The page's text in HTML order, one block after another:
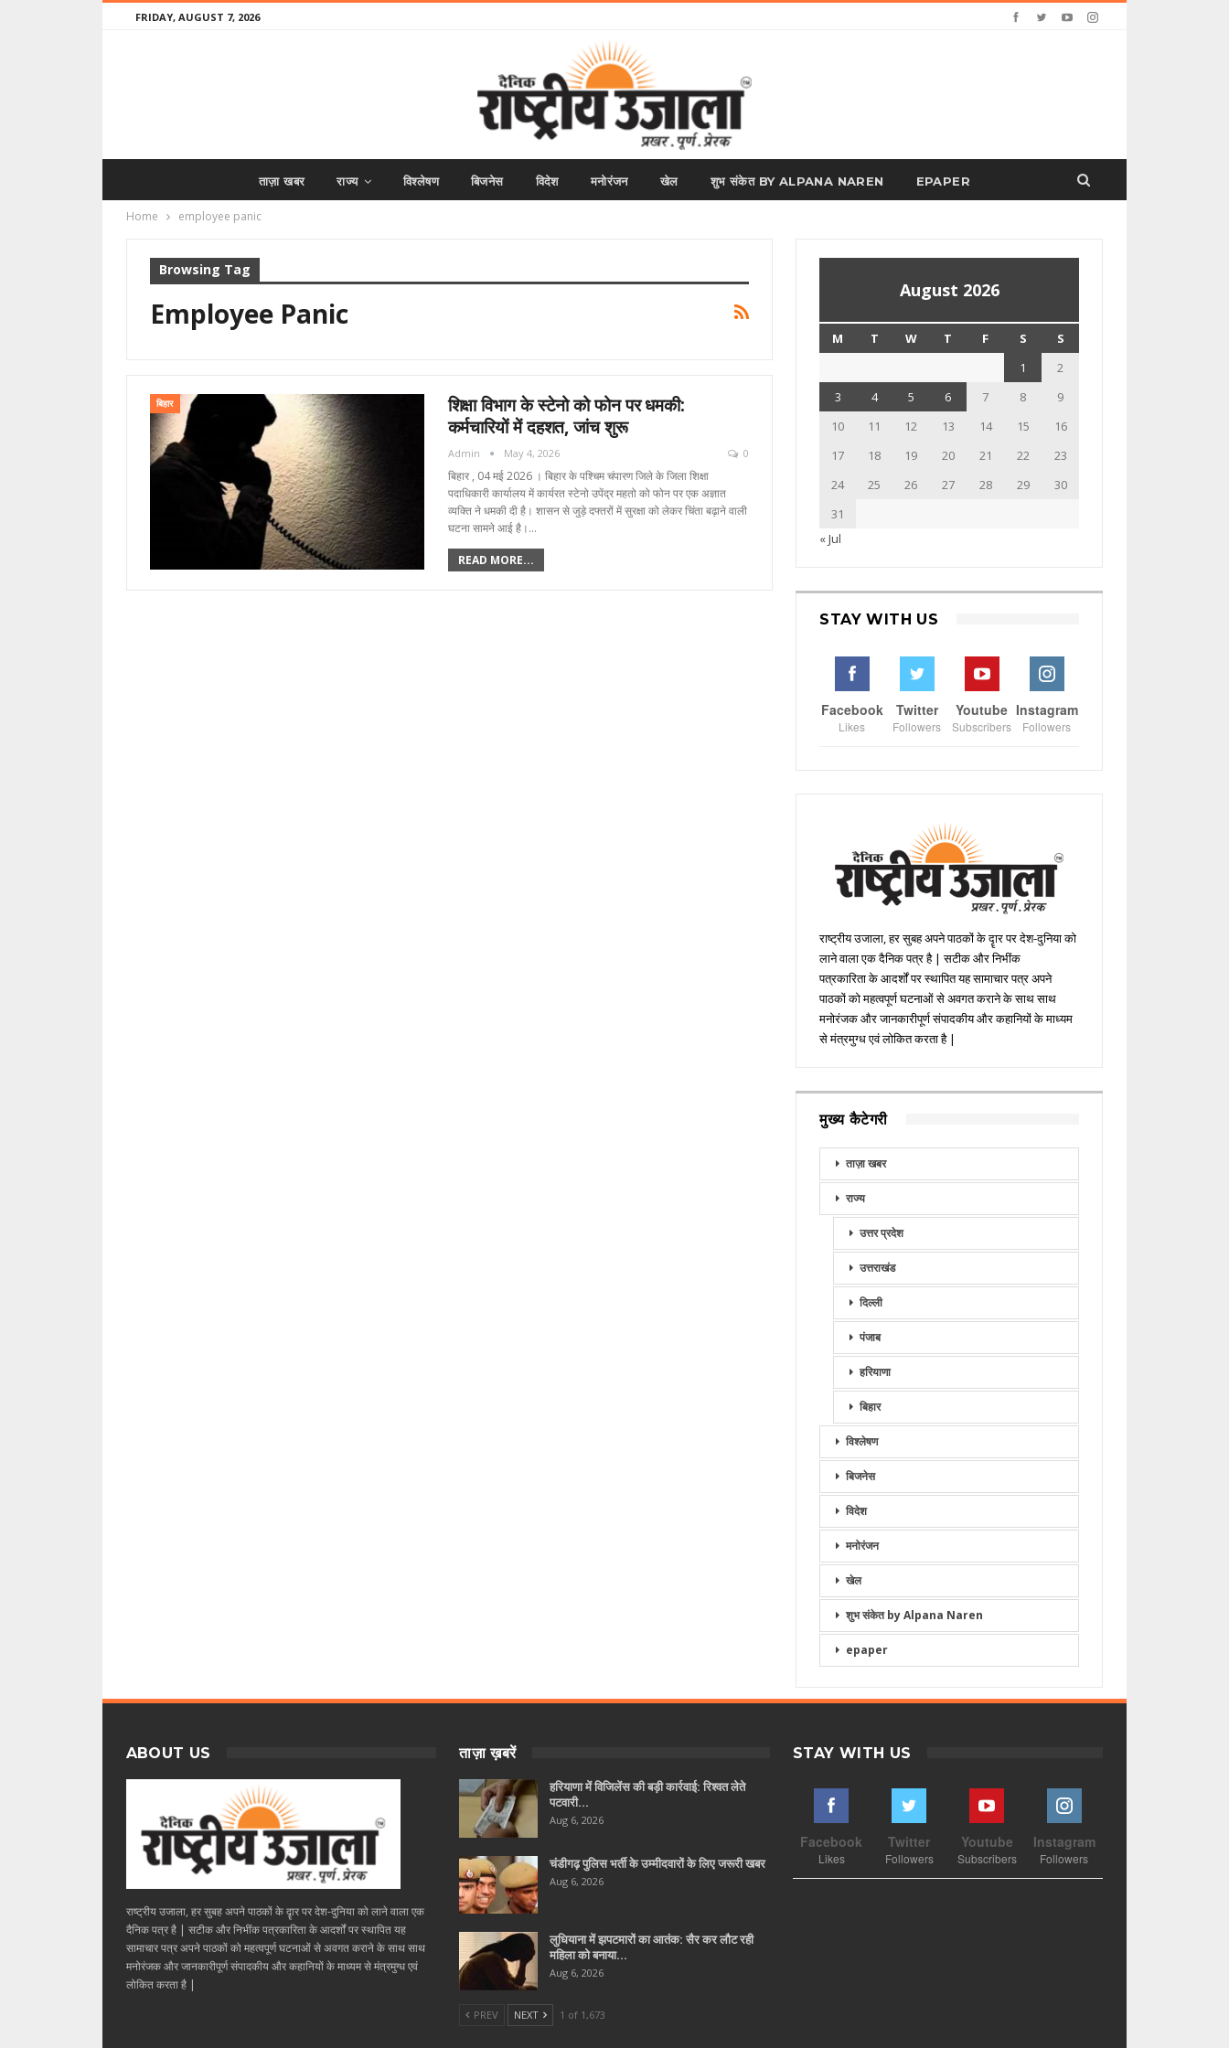
FRIDAY, AUGUST 7, 2026
ताज़ा खबर राज्य विश्लेषण बिजनेस विदेश मनोरंजन खेल शुभ संकेत BY ALPANA NAREN EPAPER
Home employee panic
Browsing Tag
Employee Panic
बिहार
शिक्षा विभाग के स्टेनो को फोन पर धमकी:
कर्मचारियों में दहशत, जांच शुरू
Admin May 4, 2026 0
बिहार , 04 मई 2026 । बिहार के पश्चिम चंपारण जिले के जिला शिक्षा
पदाधिकारी कार्यालय में कार्यरत स्टेनो उपेंद्र महतो को फोन पर एक अज्ञात
व्यक्ति ने धमकी दी है। शासन से जुड़े दफ्तरों में सुरक्षा को लेकर चिंता बढ़ाने वाली
घटना सामने आई है।…
READ MORE...
August 2026
M T W T F S
S
1
2
3
4 5 6 7 8
9
10
11 12 13 14 15
16
17
18 19 20 21 22
23
24
25 26 27 28 29
30
31
« Jul
STAY WITH US
Facebook
Likes
Twitter
Followers
Youtube
Subscribers
Instagram
Followers
राष्ट्रीय उजाला, हर सुबह अपने पाठकों के दॄार पर देश-दुनिया को
लाने वाला एक दैनिक पत्र है | सटीक और निभींक
पत्रकारिता के आदर्शों पर स्थापित यह सामाचार पत्र अपने
पाठकों को महत्वपूर्ण घटनाओं से अवगत कराने के साथ साथ
मनोरंजक और जानकारीपूर्ण संपादकीय और कहानियों के माध्यम
से मंत्रमुग्ध एवं लोकित करता है |
मुख्य कैटेगरी
ताज़ा खबर
राज्य
उत्तर प्रदेश
उत्तराखंड
दिल्ली
पंजाब
हरियाणा
बिहार
विश्लेषण
बिजनेस
विदेश
मनोरंजन
खेल
शुभ संकेत by Alpana Naren
epaper
ABOUT US
राष्ट्रीय उजाला, हर सुबह अपने पाठकों के दॄार पर देश-दुनिया को लाने वाला एक
दैनिक पत्र है | सटीक और निभींक पत्रकारिता के आदर्शों पर स्थापित यह
सामाचार पत्र अपने पाठकों को महत्वपूर्ण घटनाओं से अवगत कराने के साथ साथ
मनोरंजक और जानकारीपूर्ण संपादकीय और कहानियों के माध्यम से मंत्रमुग्ध एवं
लोकित करता है |
ताज़ा ख़बरें
हरियाणा में विजिलेंस की बड़ी कार्रवाई: रिश्वत लेते
पटवारी…
Aug 6, 2026
चंडीगढ़ पुलिस भर्ती के उम्मीदवारों के लिए जरूरी खबर
Aug 6, 2026
लुधियाना में झपटमारों का आतंक: सैर कर लौट रही
महिला को बनाया…
Aug 6, 2026
PREV NEXT 1 of 1,673
STAY WITH US
Facebook
Likes
Twitter
Followers
Youtube
Subscribers
Instagram
Followers